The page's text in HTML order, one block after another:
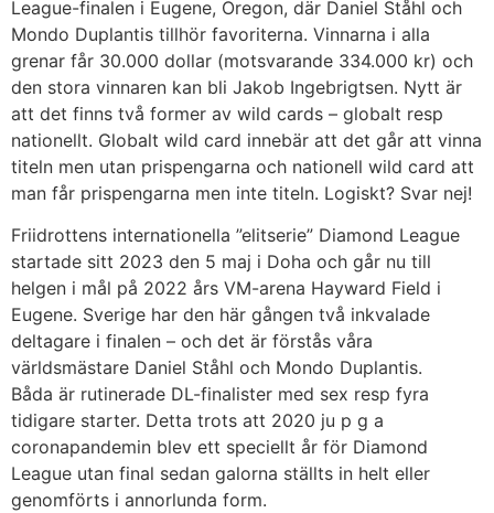
League-finalen i Eugene, Oregon, där Daniel Ståhl och
Mondo Duplantis tillhör favoriterna. Vinnarna i alla
grenar får 30.000 dollar (motsvarande 334.000 kr) och
den stora vinnaren kan bli Jakob Ingebrigtsen. Nytt är
att det finns två former av wild cards – globalt resp
nationellt. Globalt wild card innebär att det går att vinna
titeln men utan prispengarna och nationell wild card att
man får prispengarna men inte titeln. Logiskt? Svar nej!
Friidrottens internationella ”elitserie” Diamond League
startade sitt 2023 den 5 maj i Doha och går nu till
helgen i mål på 2022 års VM-arena Hayward Field i
Eugene. Sverige har den här gången två inkvalade
deltagare i finalen – och det är förstås våra
världsmästare Daniel Ståhl och Mondo Duplantis.
Båda är rutinerade DL-finalister med sex resp fyra
tidigare starter. Detta trots att 2020 ju p g a
coronapandemin blev ett speciellt år för Diamond
League utan final sedan galorna ställts in helt eller
genomförts i annorlunda form.